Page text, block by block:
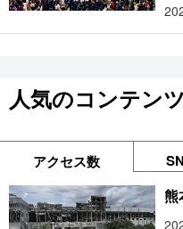
人気のコンテンツ
アクセス数
熊